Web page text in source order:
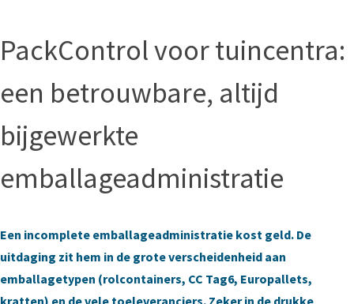
PackControl voor tuincentra:
een betrouwbare, altijd
bijgewerkte
emballageadministratie
Een incomplete emballageadministratie kost geld. De
uitdaging zit hem in de grote verscheidenheid aan
emballagetypen (rolcontainers, CC Tag6, Europallets,
kratten) en de vele toeleveranciers. Zeker in de drukke